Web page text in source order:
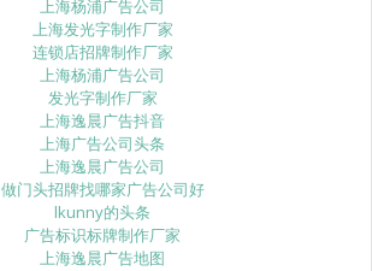
上海杨浦广告公司
上海发光字制作厂家
连锁店招牌制作厂家
上海杨浦广告公司
发光字制作厂家
上海逸晨广告抖音
上海广告公司头条
上海逸晨广告公司
做门头招牌找哪家广告公司好
lkunny的头条
广告标识标牌制作厂家
上海逸晨广告地图